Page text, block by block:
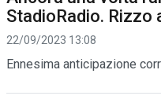
StadioRadio. Rizzo
22/09/2023 13:08
Ennesima anticipazione